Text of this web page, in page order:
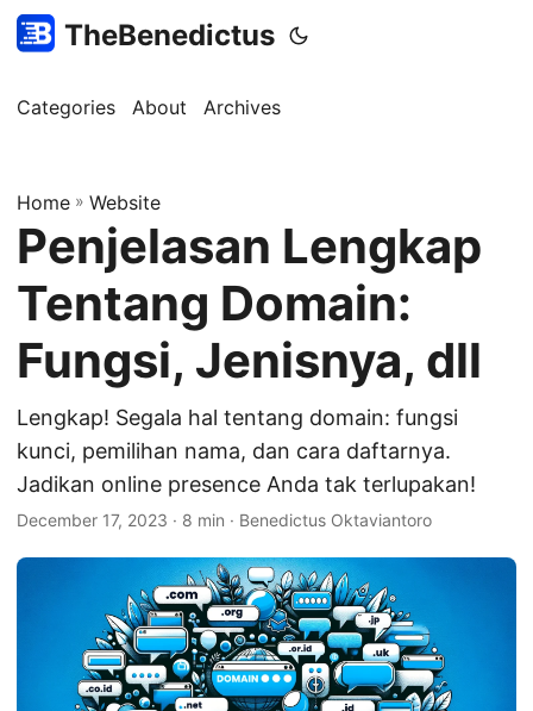
TheBenedictus
Categories About Archives
Home » Website
Penjelasan Lengkap
Tentang Domain:
Fungsi, Jenisnya, dll
Lengkap! Segala hal tentang domain: fungsi
kunci, pemilihan nama, dan cara daftarnya.
Jadikan online presence Anda tak terlupakan!
December 17, 2023 · 8 min · Benedictus Oktaviantoro